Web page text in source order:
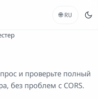
🌐 RU
и проверьте полный
без проблем с CORS.